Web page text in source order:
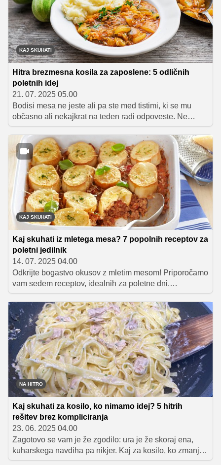
KAJ SKUHATI
Hitra brezmesna kosila za zaposlene: 5 odličnih
poletnih idej
21. 07. 2025 05.00
Bodisi mesa ne jeste ali pa ste med tistimi, ki se mu
občasno ali nekajkrat na teden radi odpoveste. Ne
glede na to, v katero "skupino" sodite, vam bo zagotovo
prav prišel kakšen nov recept za okusno kosilo brez
mesa. Tokrat vam predstavljamo pet hitrih in enostavnih
brezmesnih kosil, primernih za poletni čas in za kuhanje
med tednom.
KAJ SKUHATI
Kaj skuhati iz mletega mesa? 7 popolnih receptov za
poletni jedilnik
14. 07. 2025 04.00
Odkrijte bogastvo okusov z mletim mesom! Priporočamo
vam sedem receptov, idealnih za poletne dni.
Navdihnite se z idejami za pripravo okusne
enolončnice, polnjenih paprik, mesne rolade in drugih
dobrot. Pustite se zapeljati preprostim in okusnim
jedem, ki bodo popestrile vaš poletni jedilnik.
NA HITRO
Kaj skuhati za kosilo, ko nimamo idej? 5 hitrih
rešitev brez kompliciranja
23. 06. 2025 04.00
Zagotovo se vam je že zgodilo: ura je že skoraj ena,
kuharskega navdiha pa nikjer. Kaj za kosilo, ko zmanjka
idej, volje in časa? Dobra novica – kosilo je lahko hitro,